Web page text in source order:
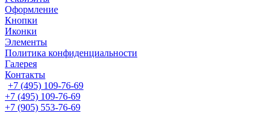
Оформление
Кнопки
Иконки
Элементы
Политика конфиденциальности
Галерея
Контакты
+7 (495) 109-76-69
+7 (495) 109-76-69
+7 (905) 553-76-69